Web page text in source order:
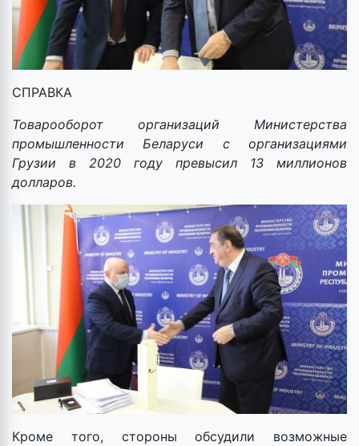
СПРАВКА
Товарооборот организаций Министерства
промышленности Беларуси с организациями
Грузии в 2020 году превысил 13 миллионов
долларов.
Кроме того, стороны обсудили возможные